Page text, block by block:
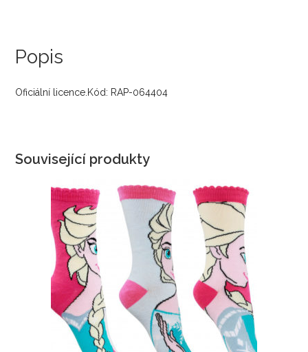
Popis
Oficiální licence.Kód: RAP-064404
Související produkty